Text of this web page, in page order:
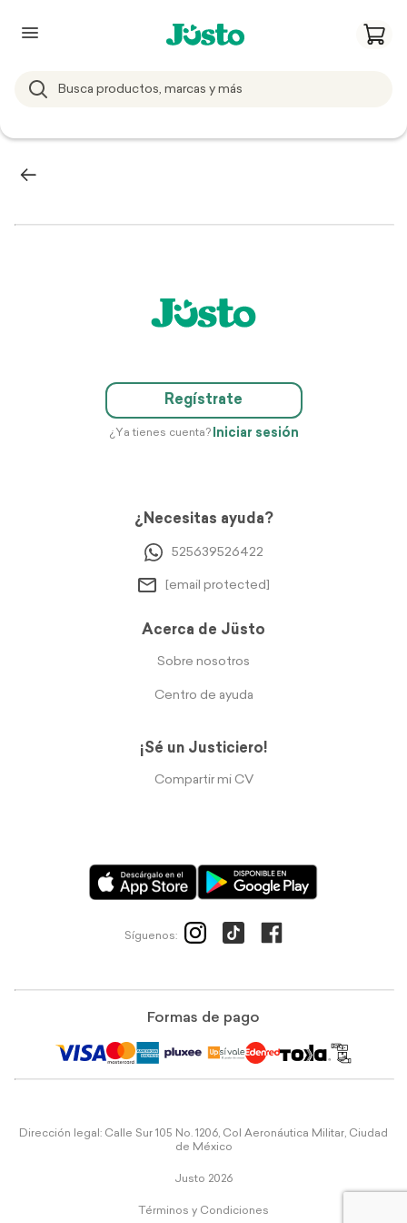
Regístrate
¿Ya tienes cuenta? Iniciar sesión
¿Necesitas ayuda?
525639526422
[email protected]
Acerca de Jüsto
Sobre nosotros
Centro de ayuda
¡Sé un Justiciero!
Compartir mi CV
Síguenos:
Formas de pago
Dirección legal: Calle Sur 105 No. 1206, Col Aeronáutica Militar, Ciudad
de México
Justo 2026
Términos y Condiciones